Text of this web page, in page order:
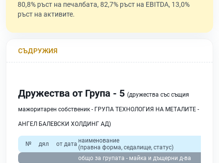
80,8% ръст на печалбата, 82,7% ръст на EBITDA, 13,0%
ръст на активите.
СЪДРУЖИЯ
Дружества от Група - 5 (дружества със същия
мажоритарен собственик - ГРУПА ТЕХНОЛОГИЯ НА МЕТАЛИТЕ -
АНГЕЛ БАЛЕВСКИ ХОЛДИНГ АД)
№ дял от дата наименование
(правна форма, седалище, статус)
общо за групата - майка и дъщерни д-ва